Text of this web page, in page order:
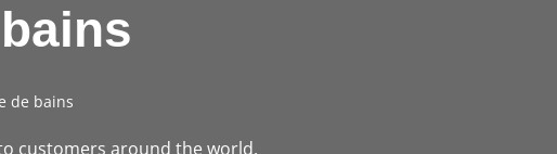
de bains
customers around the world.